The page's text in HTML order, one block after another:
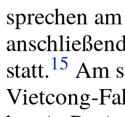
sprechen
statt.15 Am
Vietcong-